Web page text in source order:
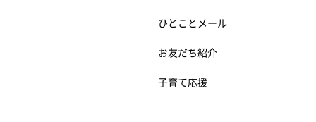
ひとことメール
お友だち紹介
子育て応援